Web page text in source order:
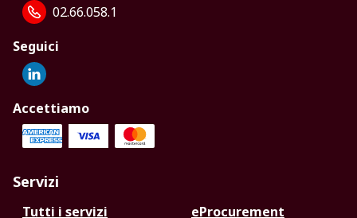
02.66.058.1
Seguici
Accettiamo
Servizi
Tutti i servizi
eProcurement